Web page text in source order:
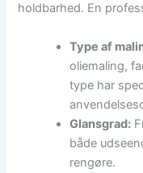
holdbarhed. En
Type af
oliemaling,
type har
Glansgrad:
både
rengøre.